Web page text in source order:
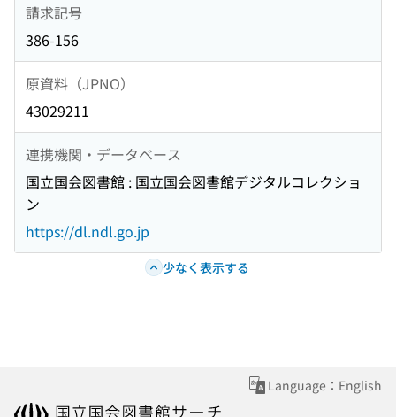
請求記号
386-156
原資料（JPNO）
43029211
連携機関・データベース
国立国会図書館 : 国立国会図書館デジタルコレクショ
ン
https://dl.ndl.go.jp
少なく表示する
Language：English